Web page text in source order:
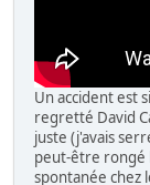
Un accident est
regretté David
juste (j'avais
peut-être rongé
spontanée chez